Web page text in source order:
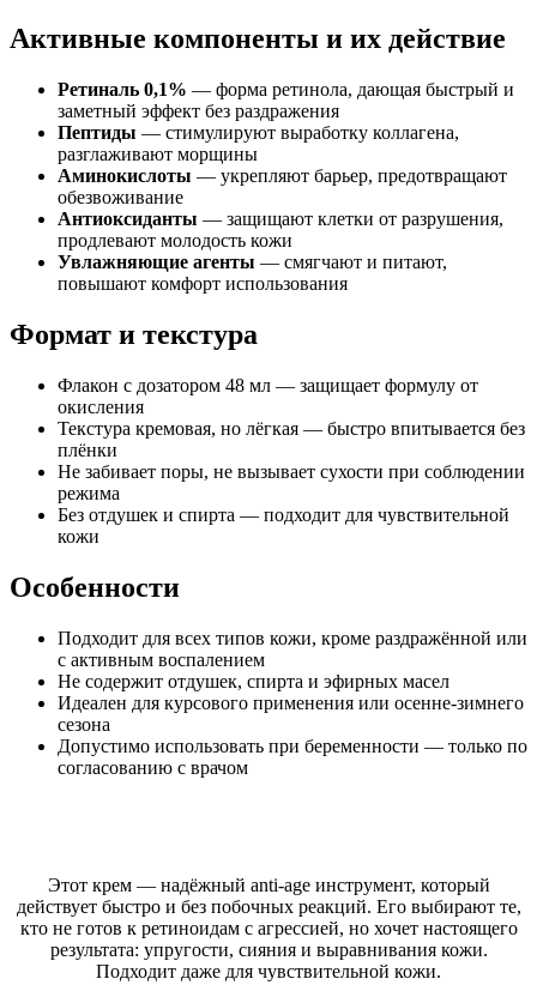
Активные компоненты и их действие
Ретиналь 0,1% — форма ретинола, дающая быстрый и
заметный эффект без раздражения
Пептиды — стимулируют выработку коллагена,
разглаживают морщины
Аминокислоты — укрепляют барьер, предотвращают
обезвоживание
Антиоксиданты — защищают клетки от разрушения,
продлевают молодость кожи
Увлажняющие агенты — смягчают и питают,
повышают комфорт использования
Формат и текстура
Флакон с дозатором 48 мл — защищает формулу от
окисления
Текстура кремовая, но лёгкая — быстро впитывается без
плёнки
Не забивает поры, не вызывает сухости при соблюдении
режима
Без отдушек и спирта — подходит для чувствительной
кожи
Особенности
Подходит для всех типов кожи, кроме раздражённой или
с активным воспалением
Не содержит отдушек, спирта и эфирных масел
Идеален для курсового применения или осенне-зимнего
сезона
Допустимо использовать при беременности — только по
согласованию с врачом
Этот крем — надёжный anti-age инструмент, который
действует быстро и без побочных реакций. Его выбирают те,
кто не готов к ретиноидам с агрессией, но хочет настоящего
результата: упругости, сияния и выравнивания кожи.
Подходит даже для чувствительной кожи.